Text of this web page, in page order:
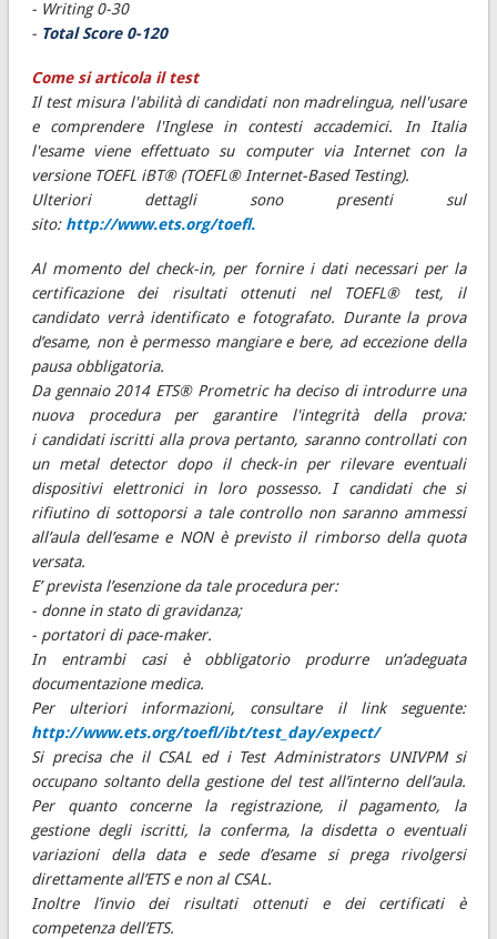
- Writing 0-30
- Total Score 0-120
Come si articola il test
Il test misura l'abilità di candidati non madrelingua, nell'usare
e comprendere l'Inglese in contesti accademici. In Italia
l'esame viene effettuato su computer via Internet con la
versione TOEFL iBT® (TOEFL® Internet-Based Testing).
Ulteriori dettagli sono presenti sul
sito: http://www.ets.org/toefl.
Al momento del check-in, per fornire i dati necessari per la
certificazione dei risultati ottenuti nel TOEFL® test, il
candidato verrà identificato e fotografato. Durante la prova
d’esame, non è permesso mangiare e bere, ad eccezione della
pausa obbligatoria.
Da gennaio 2014 ETS® Prometric ha deciso di introdurre una
nuova procedura per garantire l'integrità della prova:
i candidati iscritti alla prova pertanto, saranno controllati con
un metal detector dopo il check-in per rilevare eventuali
dispositivi elettronici in loro possesso. I candidati che si
rifiutino di sottoporsi a tale controllo non saranno ammessi
all’aula dell’esame e NON è previsto il rimborso della quota
versata.
E’ prevista l’esenzione da tale procedura per:
- donne in stato di gravidanza;
- portatori di pace-maker.
In entrambi casi è obbligatorio produrre un’adeguata
documentazione medica.
Per ulteriori informazioni, consultare il link seguente:
http://www.ets.org/toefl/ibt/test_day/expect/
Si precisa che il CSAL ed i Test Administrators UNIVPM si
occupano soltanto della gestione del test all’interno dell’aula.
Per quanto concerne la registrazione, il pagamento, la
gestione degli iscritti, la conferma, la disdetta o eventuali
variazioni della data e sede d’esame si prega rivolgersi
direttamente all’ETS e non al CSAL.
Inoltre l’invio dei risultati ottenuti e dei certificati è
competenza dell’ETS.